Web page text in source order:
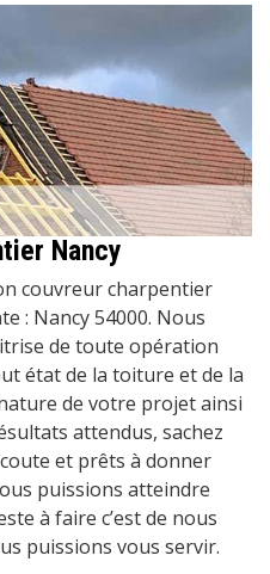
Nancy
couvreur charpentier
: Nancy 54000. Nous
de toute opération
état de la toiture et de la
de votre projet ainsi
attendus, sachez
et prêts à donner
puissions atteindre
à faire c’est de nous
puissions vous servir.